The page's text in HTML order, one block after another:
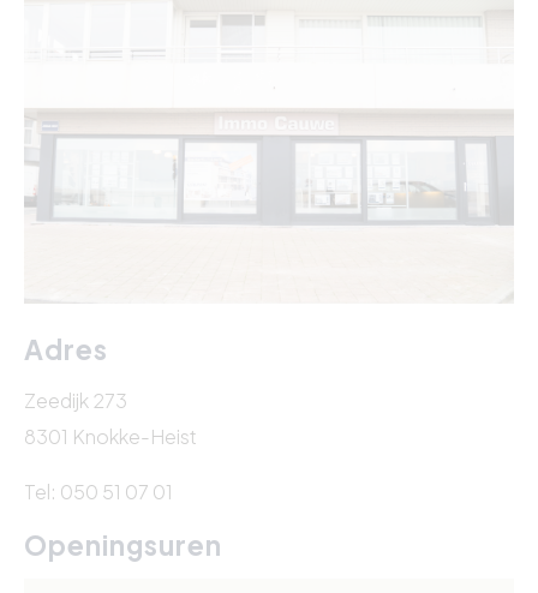
Adres
Zeedijk 273
8301 Knokke-Heist
Tel: 050 51 07 01
Openingsuren